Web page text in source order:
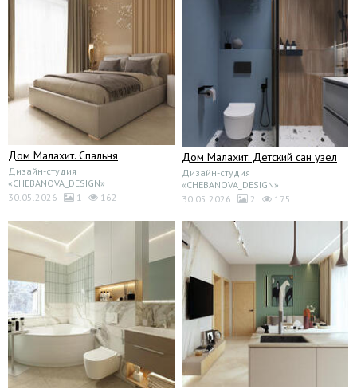
Дом Малахит. Спальня
Дизайн-студия
«CHEBANOVA_DESIGN»
30.05.2026
1 162
Дом Малахит. Детский сан узел
Дизайн-студия
«CHEBANOVA_DESIGN»
30.05.2026
2 175